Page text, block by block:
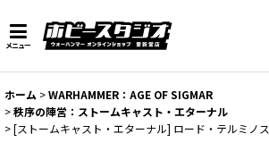
メニュー
ホーム >WARHAMMER：AGE OF SIGMAR
>秩序の陣営：ストームキャスト・エターナル
>[ストームキャスト・エターナル] ロード・テルミノス